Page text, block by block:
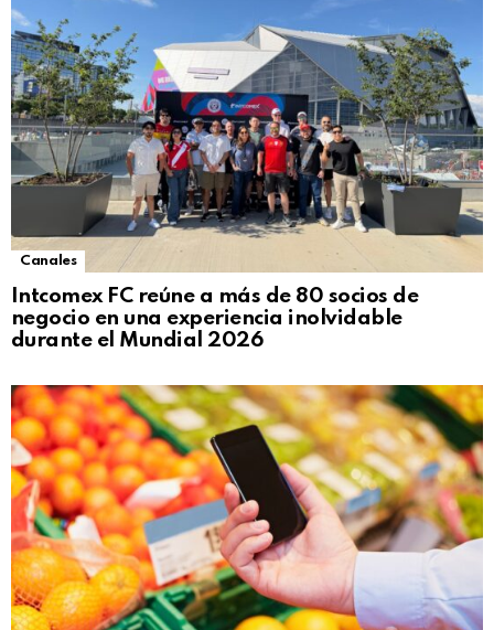
Canales
Intcomex FC reúne a más de 80 socios de
negocio en una experiencia inolvidable
durante el Mundial 2026